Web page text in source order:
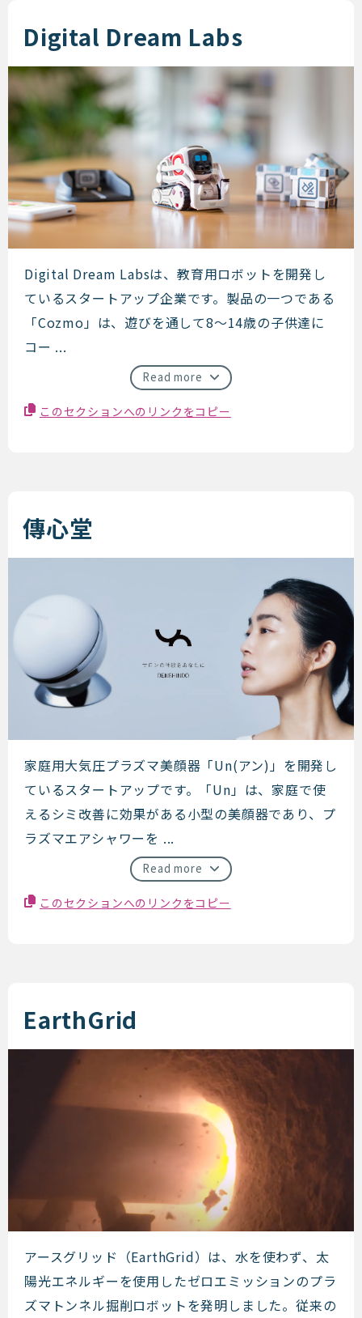
Digital Dream Labs
Digital Dream Labs
Digital Dream Labsは、教育用ロボットを開発し
ているスタートアップ企業です。製品の一つである
「Cozmo」は、遊びを通して8〜14歳の子供達に
コー ...
Read more
このセクションへのリンクをコピー
傳心堂
傳心堂
家庭用大気圧プラズマ美顔器「Un(アン)」を開発し
ているスタートアップです。「Un」は、家庭で使
えるシミ改善に効果がある小型の美顔器であり、プ
ラズマエアシャワーを ...
Read more
このセクションへのリンクをコピー
EarthGrid
EarthGrid
アースグリッド（EarthGrid）は、水を使わず、太
陽光エネルギーを使用したゼロエミッションのプラ
ズマトンネル掘削ロボットを発明しました。従来の